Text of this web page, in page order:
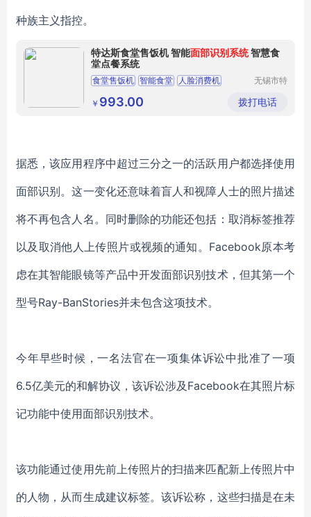
种族主义指控。
特达斯食堂售饭机 智能面部识别系统智慧食
堂点餐系统
食堂售饭机 智能食堂
人脸消费机
智慧食堂
食堂点餐系统
无锡市特
科技有限
公司
￥ 993.00 拨打电话
据悉，该应用程序中超过三分之一的活跃用户都选择使用
面部识别。这一变化还意味着盲人和视障人士的照片描述
将不再包含人名。同时删除的功能还包括：取消标签推荐
以及取消他人上传照片或视频的通知。Facebook原本考
虑在其智能眼镜等产品中开发面部识别技术，但其第一个
型号Ray-BanStories并未包含这项技术。
今年早些时候，一名法官在一项集体诉讼中批准了一项
6.5亿美元的和解协议，该诉讼涉及Facebook在其照片标
记功能中使用面部识别技术。
该功能通过使用先前上传照片的扫描来匹配新上传照片中
的人物，从而生成建议标签。该诉讼称，这些扫描是在未